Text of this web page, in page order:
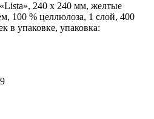
240 х 240 мм, желтые
100 % целлюлоза, 1 слой, 400
в упаковке, упаковка: